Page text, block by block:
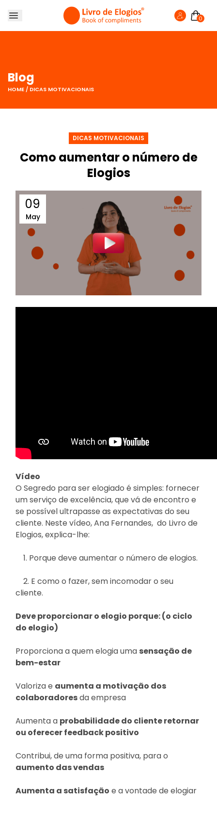
0
FAZER ELOGIO
BLOG
Blog
HOME / DICAS MOTIVACIONAIS
DICAS MOTIVACIONAIS
Como aumentar o número de
Elogios
09
May
Vídeo
O Segredo para ser elogiado é simples: fornecer
um serviço de excelência, que vá de encontro e
se possível ultrapasse as expectativas do seu
cliente. Neste vídeo, Ana Fernandes, do Livro de
Elogios, explica-lhe:
1. Porque deve aumentar o número de elogios.
2. E como o fazer, sem incomodar o seu
cliente.
Deve proporcionar o elogio porque: (o ciclo
do elogio)
Proporciona a quem elogia uma sensação de
bem-estar
Valoriza e aumenta a motivação dos
colaboradoresda empresa
Aumenta a probabilidade do cliente retornar
ou oferecer feedback positivo
Contribui, de uma forma positiva, para o
aumento das vendas
Aumenta a satisfação e a vontade de elogiar